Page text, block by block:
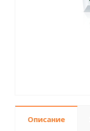
Описание